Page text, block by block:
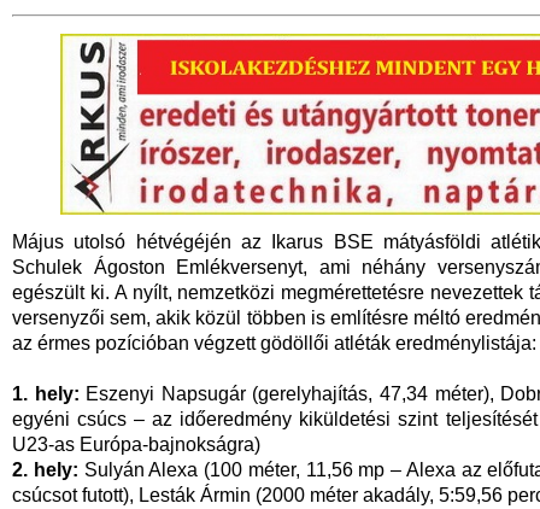
Május utolsó hétvégéjén az Ikarus BSE mátyásföldi
Schulek Ágoston Emlékversenyt, ami néhány
egészült ki. A nyílt, nemzetközi megmérettetésre
versenyzői sem, akik közül többen is említésre méltó
az érmes pozícióban végzett gödöllői atléták eredménylistája:
1. hely: Eszenyi Napsugár (gerelyhajítás, 47,34 méter),
egyéni csúcs – az időeredmény kiküldetési szint
U23-as Európa-bajnokságra)
2. hely: Sulyán Alexa (100 méter, 11,56 mp – Alexa az
csúcsot futott), Lesták Ármin (2000 méter akadály, 5:59,56